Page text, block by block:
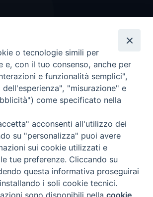
presidenza
& Vita - C.F96600690588- Tutti i
diritti -Privacy- Credits
o tecnologie simili per
e, con il tuo consenso, anche per
e funzionalità semplici",
"misurazione" e
come specificato nella
acconsenti all'utilizzo dei
su "personalizza" puoi avere
sui cookie utilizzati e
tue preferenze. Cliccando su
questa informativa proseguirai
i soli cookie tecnici.